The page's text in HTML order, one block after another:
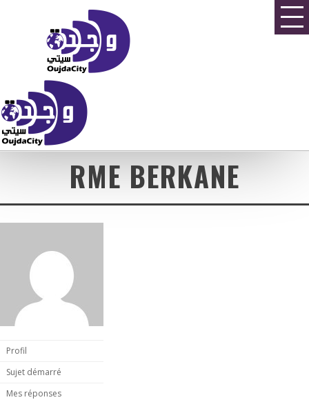
RME BERKANE
Profil
Sujet démarré
Mes réponses